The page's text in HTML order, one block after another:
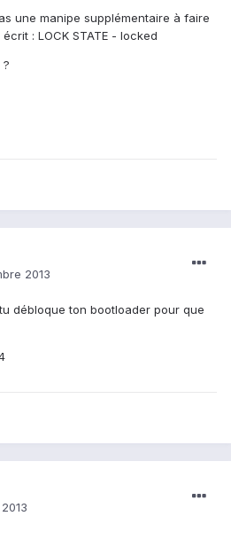
une manipe supplémentaire à faire
: LOCK STATE - locked
2013
débloque ton bootloader pour que